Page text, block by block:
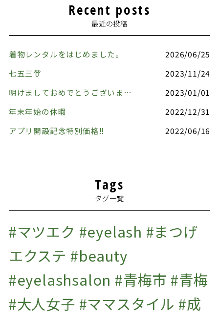
Recent posts
最近の投稿
着物レンタルをはじめました。
2026/06/25
七五三👘
2023/11/24
明けましておめでとうございます🎍
2023/01/01
年末年始の休暇
2022/12/31
アプリ開設記念特別価格‼️
2022/06/16
Tags
タグ一覧
#マツエク #eyelash #まつげ
エクステ #beauty
#eyelashsalon #青梅市 #青梅
#大人女子 #ママスタイル #成